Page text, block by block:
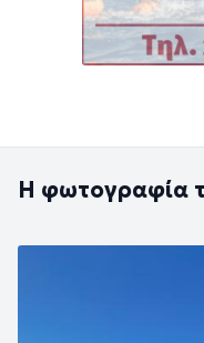
Η φωτογραφία